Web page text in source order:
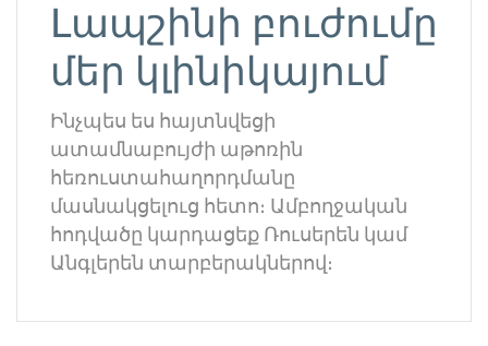
Լապշինի բուժումը
մեր կլինիկայում
Ինչպես ես հայտնվեցի
ատամնաբույժի աթոռին
հեռուստահաղորդմանը
մասնակցելուց հետո։ Ամբողջական
հոդվածը կարդացեք Ռուսերեն կամ
Անգլերեն տարբերակներով։